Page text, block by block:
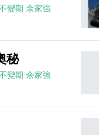
變期 余家強
秘
變期 余家強